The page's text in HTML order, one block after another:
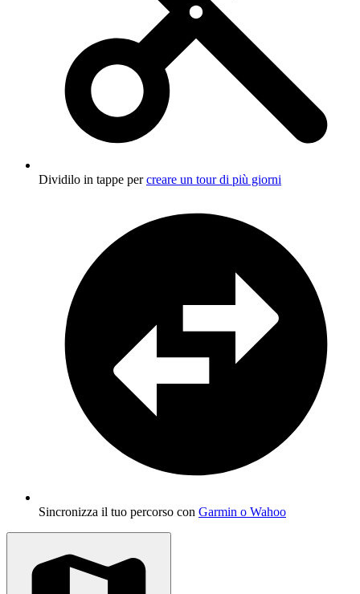
Dividilo in tappe percreare un tour di più giorni
Sincronizza il tuo percorso con Garmin o Wahoo